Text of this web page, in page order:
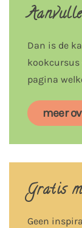
Dan is de
kookcursus
pagina
meer
Gratis
Geen